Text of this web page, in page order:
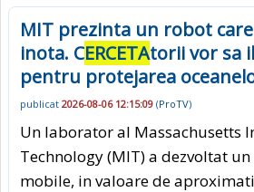
MIT prezinta un robot
inota. CERCETAtorii vor sa
pentru protejarea
publicat 2026-08-06 12:15:09 (ProTV)
Un laborator al Massachusetts
Technology (MIT) a dezvoltat
mobile, in valoare de